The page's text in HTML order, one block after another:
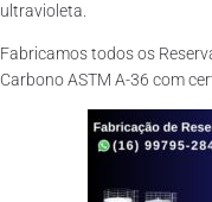
ultravioleta.
Fabricamos todos os
Carbono ASTM A-36 com